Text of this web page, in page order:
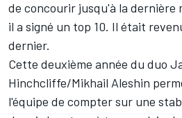
de concourir jusqu'à la dernière
il a signé un top 10. Il était
dernier.
Cette deuxième année du duo
Hinchcliffe/Mikhail Aleshin
l'équipe de compter sur une